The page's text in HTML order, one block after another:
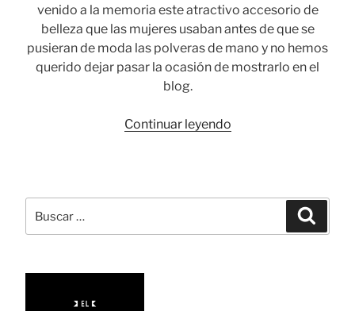
venido a la memoria este atractivo accesorio de
belleza que las mujeres usaban antes de que se
pusieran de moda las polveras de mano y no hemos
querido dejar pasar la ocasión de mostrarlo en el
blog.
Continuar leyendo«Houppette:
maquillaje
la
por: